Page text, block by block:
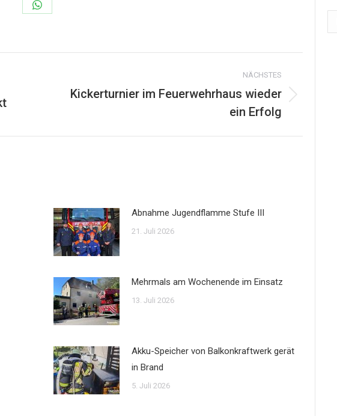
Share
NÄCHSTES
Kickerturnier im Feuerwehrhaus wieder
ein Erfolg
Abnahme Jugendflamme Stufe III
21. Juli 2026
Mehrmals am Wochenende im Einsatz
13. Juli 2026
Akku-Speicher von Balkonkraftwerk gerät
in Brand
5. Juli 2026